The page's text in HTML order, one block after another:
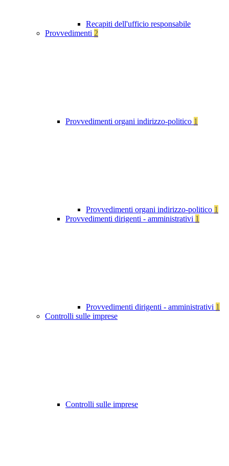
Recapiti dell'ufficio responsabile
Provvedimenti 2
Provvedimenti organi indirizzo-politico 1
Provvedimenti organi indirizzo-politico 1
Provvedimenti dirigenti - amministrativi 1
Provvedimenti dirigenti - amministrativi 1
Controlli sulle imprese
Controlli sulle imprese